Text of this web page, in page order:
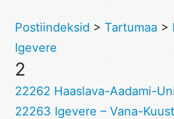
Postiindeksid > Tartumaa >
Igevere
2
22262 Haaslava-Aadami-
22263 Igevere – Vana-